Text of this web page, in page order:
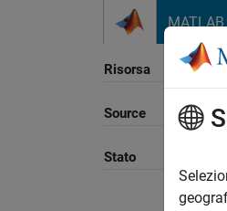
Risorsa
Source
Stato